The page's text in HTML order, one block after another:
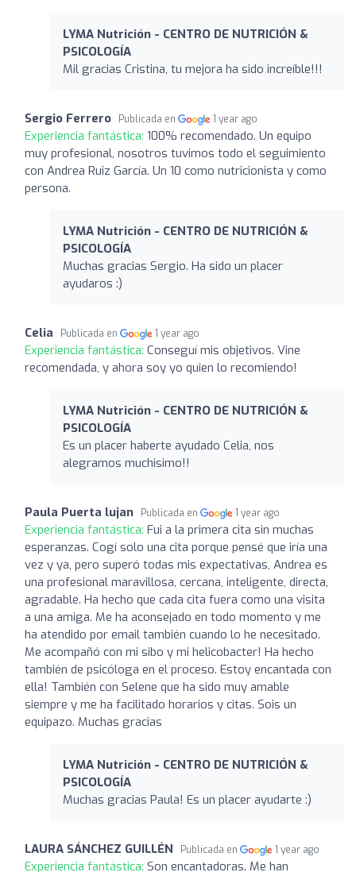
LYMA Nutrición - CENTRO DE NUTRICIÓN &
PSICOLOGÍA
Mil gracias Cristina, tu mejora ha sido increíble!!!
Sergio Ferrero Publicada en 1 year ago
Experiencia fantástica: 100% recomendado. Un equipo
muy profesional, nosotros tuvimos todo el seguimiento
con Andrea Ruiz García. Un 10 como nutricionista y como
persona.
LYMA Nutrición - CENTRO DE NUTRICIÓN &
PSICOLOGÍA
Muchas gracias Sergio. Ha sido un placer
ayudaros :)
Celia Publicada en 1 year ago
Experiencia fantástica: Conseguí mis objetivos. Vine
recomendada, y ahora soy yo quien lo recomiendo!
LYMA Nutrición - CENTRO DE NUTRICIÓN &
PSICOLOGÍA
Es un placer haberte ayudado Celia, nos
alegramos muchisimo!!
Paula Puerta lujan Publicada en 1 year ago
Experiencia fantástica: Fui a la primera cita sin muchas
esperanzas. Cogí solo una cita porque pensé que iría una
vez y ya, pero superó todas mis expectativas, Andrea es
una profesional maravillosa, cercana, inteligente, directa,
agradable. Ha hecho que cada cita fuera como una visita
a una amiga. Me ha aconsejado en todo momento y me
ha atendido por email también cuando lo he necesitado.
Me acompañó con mi sibo y mi helicobacter! Ha hecho
también de psicóloga en el proceso. Estoy encantada con
ella! También con Selene que ha sido muy amable
siempre y me ha facilitado horarios y citas. Sois un
equipazo. Muchas gracias
LYMA Nutrición - CENTRO DE NUTRICIÓN &
PSICOLOGÍA
Muchas gracias Paula! Es un placer ayudarte :)
LAURA SÁNCHEZ GUILLÉN Publicada en 1 year ago
Experiencia fantástica: Son encantadoras. Me han